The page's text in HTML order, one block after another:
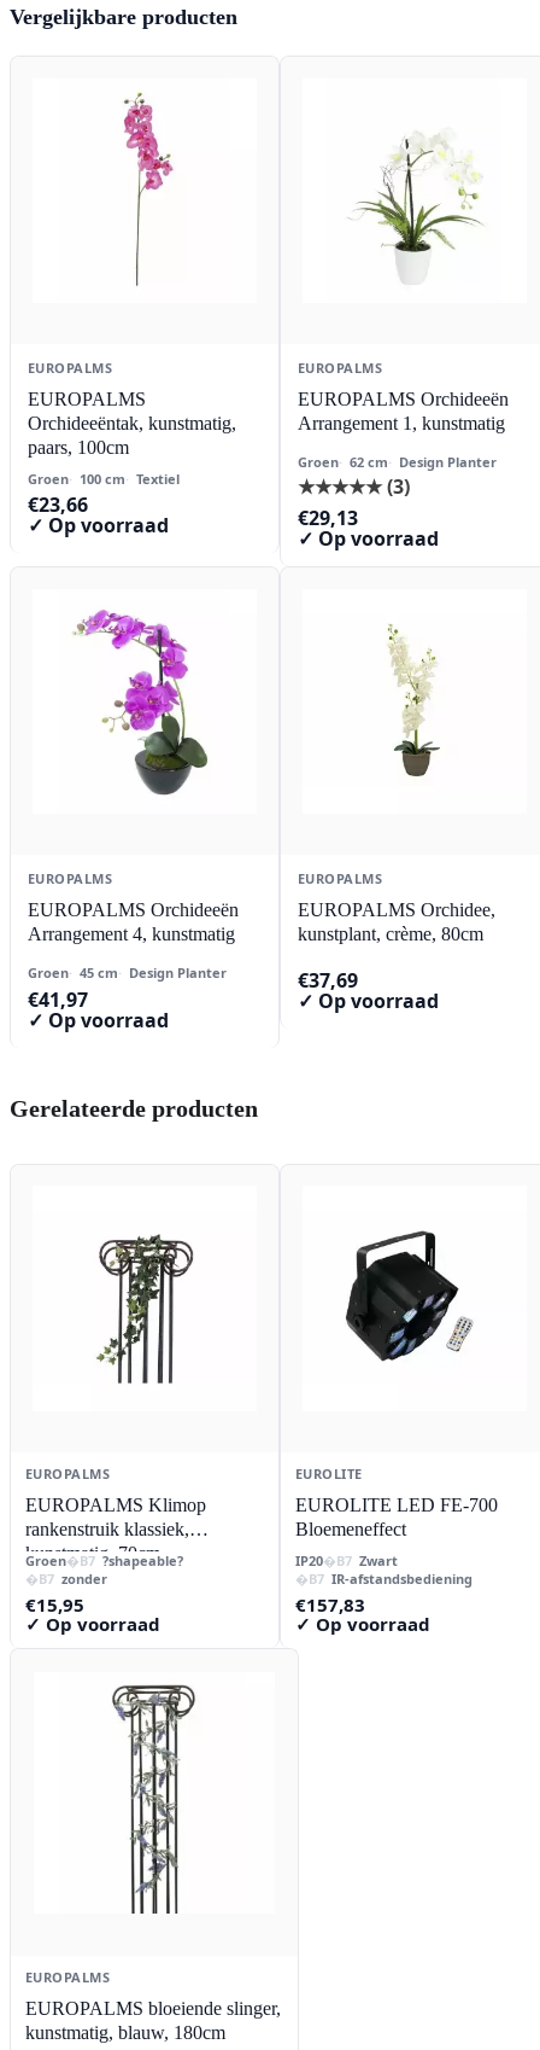
Vergelijkbare producten
EUROPALMS
EUROPALMS
Orchideeëntak, kunstmatig,
paars, 100cm
Groen 100 cm Textiel
€23,66
✓ Op voorraad
EUROPALMS
EUROPALMS Orchideeën
Arrangement 1, kunstmatig
Groen 62 cm Design Planter
★★★★★(3)
€29,13
✓ Op voorraad
EUROPALMS
EUROPALMS Orchideeën
Arrangement 4, kunstmatig
Groen 45 cm Design Planter
€41,97
✓ Op voorraad
EUROPALMS
EUROPALMS Orchidee,
kunstplant, crème, 80cm
€37,69
✓ Op voorraad
Gerelateerde producten
EUROPALMS
EUROPALMS Klimop
rankenstruik klassiek,
kunstmatig, 70cm
Groen
?shapeable?
zonder
€15,95
✓ Op voorraad
EUROLITE
EUROLITE LED FE-700
Bloemeneffect
IP20
Zwart
IR-afstandsbediening
€157,83
✓ Op voorraad
EUROPALMS
EUROPALMS bloeiende slinger,
kunstmatig, blauw, 180cm